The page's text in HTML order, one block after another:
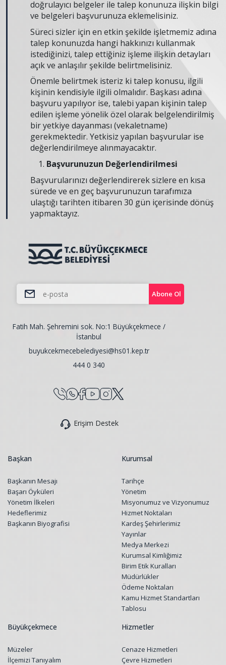
doğrulayıcı belgeler ile talep konunuza ilişkin bilgi
ve belgeleri başvurunuza eklemelisiniz.
Süreci sizler için en etkin şekilde işletmemiz adına
talep konunuzda hangi hakkınızı kullanmak
istediğinizi, talep ettiğiniz işleme ilişkin detayları
açık ve anlaşılır şekilde belirtmelisiniz.
Önemle belirtmek isteriz ki talep konusu, ilgili
kişinin kendisiyle ilgili olmalıdır. Başkası adına
başvuru yapılıyor ise, talebi yapan kişinin talep
edilen işleme yönelik özel olarak belgelendirilmiş
bir yetkiye dayanması (vekaletname)
gerekmektedir. Yetkisiz yapılan başvurular ise
değerlendirilmeye alınmayacaktır.
Başvurunuzun Değerlendirilmesi
Başvurularınızı değerlendirerek sizlere en kısa
sürede ve en geç başvurunuzun tarafımıza
ulaştığı tarihten itibaren 30 gün içerisinde dönüş
yapmaktayız.
Abone Ol
Fatih Mah. Şehremini sok. No:1 Büyükçekmece /
İstanbul
buyukcekmecebelediyesi@hs01.kep.tr
444 0 340
Erişim Destek
Başkan
Başkanın Mesajı
Başarı Öyküleri
Yönetim İlkeleri
Hedeflerimiz
Başkanın Biyografisi
Kurumsal
Tarihçe
Yönetim
Misyonumuz ve Vizyonumuz
Hizmet Noktaları
Kardeş Şehirlerimiz
Yayınlar
Medya Merkezi
Kurumsal Kimliğimiz
Birim Etik Kuralları
Müdürlükler
Ödeme Noktaları
Kamu Hizmet Standartları
Tablosu
Büyükçekmece
Müzeler
İlçemizi Tanıyalım
Hizmetler
Cenaze Hizmetleri
Çevre Hizmetleri